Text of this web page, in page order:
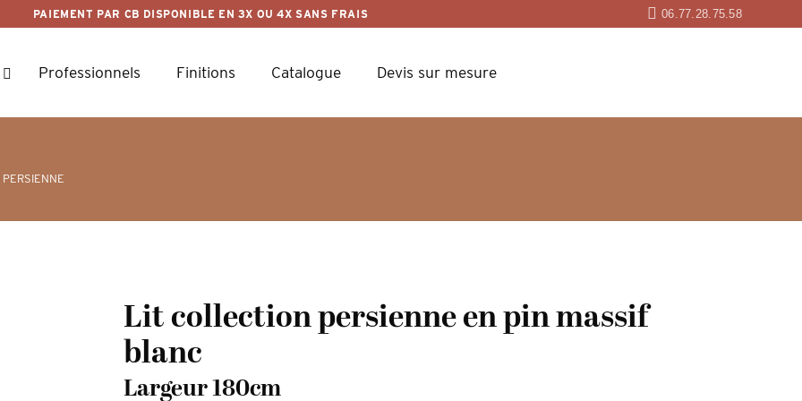
PAIEMENT PAR CB DISPONIBLE EN 3X OU 4X SANS FRAIS 06.77.28.75.58
Professionnels Finitions Catalogue Devis sur mesure
Lit collection persienne en pin massif
blanc
Largeur 180cm